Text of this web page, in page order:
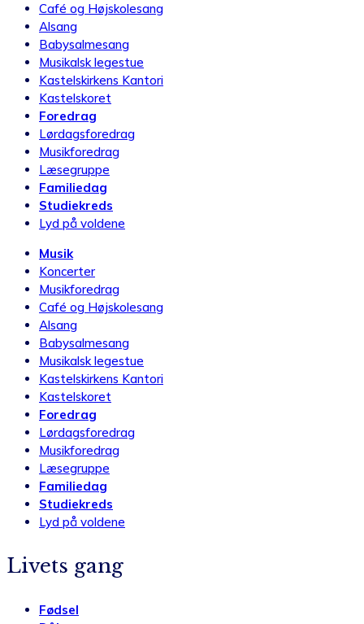
Café og Højskolesang
Alsang
Babysalmesang
Musikalsk legestue
Kastelskirkens Kantori
Kastelskoret
Foredrag
Lørdagsforedrag
Musikforedrag
Læsegruppe
Familiedag
Studiekreds
Lyd på voldene
Musik
Koncerter
Musikforedrag
Café og Højskolesang
Alsang
Babysalmesang
Musikalsk legestue
Kastelskirkens Kantori
Kastelskoret
Foredrag
Lørdagsforedrag
Musikforedrag
Læsegruppe
Familiedag
Studiekreds
Lyd på voldene
Livets gang
Fødsel